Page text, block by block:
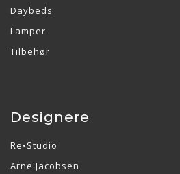
Daybeds
Lamper
Tilbehør
Designere
Re•Studio
Arne Jacobsen